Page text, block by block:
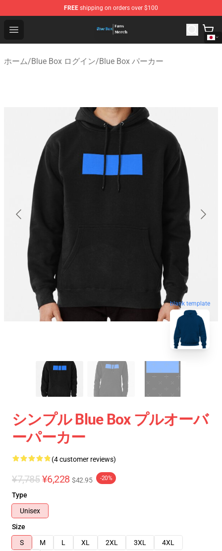
FREE shipping on orders over $100
Open menu
Blue Box Store - Official Blue Box Merchandise Shop
ホーム/Blue Box ログイン/Blue Box パーカー
blank template
シンプル Blue Box プルオーバ
ーパーカー
(4 customer reviews)
¥7,785 ¥6,228 $42.95 -20%
Type
Unisex
Size
S
M L XL 2XL 3XL
4XL